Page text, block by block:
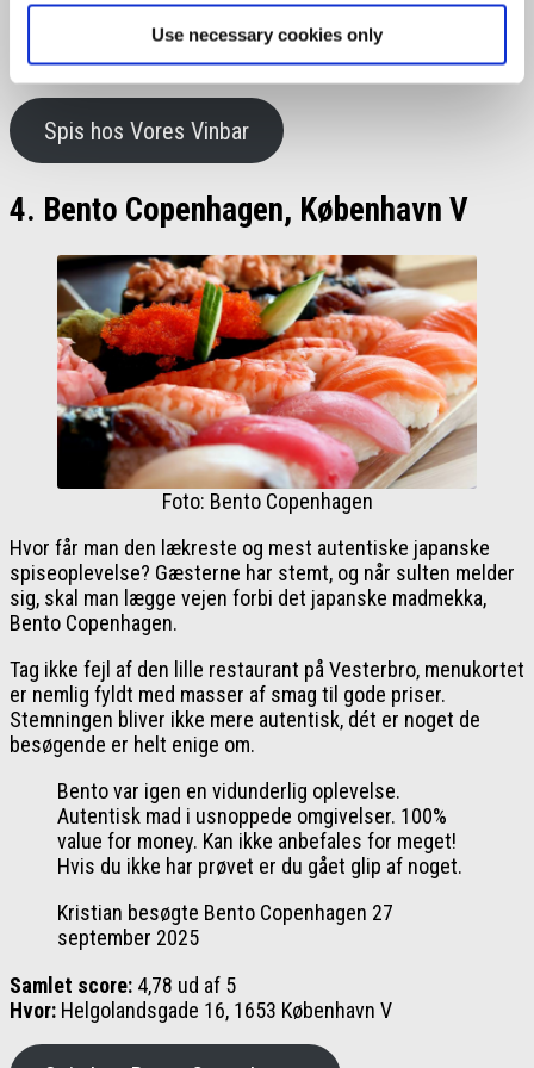
Use necessary cookies only
4,72 ud af 5
Hvor:Sønder Boulevard 105, 1720 København V
Spis hos Vores Vinbar
4. Bento Copenhagen, København V
Foto: Bento Copenhagen
Hvor får man den lækreste og mest autentiske japanske
spiseoplevelse? Gæsterne har stemt, og når sulten melder
sig, skal man lægge vejen forbi det japanske madmekka,
Bento Copenhagen.
Tag ikke fejl af den lille restaurant på Vesterbro, menukortet
er nemlig fyldt med masser af smag til gode priser.
Stemningen bliver ikke mere autentisk, dét er noget de
besøgende er helt enige om.
Bento var igen en vidunderlig oplevelse.
Autentisk mad i usnoppede omgivelser. 100%
value for money. Kan ikke anbefales for meget!
Hvis du ikke har prøvet er du gået glip af noget.
Kristian besøgte Bento Copenhagen 27
september 2025
Samlet score: 4,78 ud af 5
Hvor: Helgolandsgade 16, 1653 København V